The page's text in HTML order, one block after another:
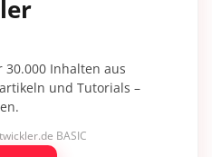
Inhalten aus
und Tutorials –
BASIC